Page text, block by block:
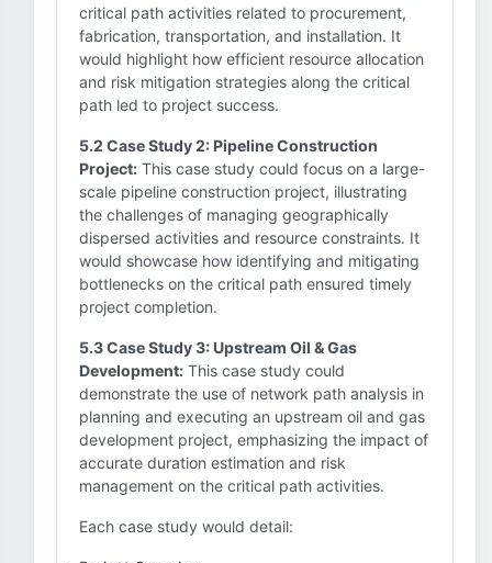
critical path activities related to procurement,
fabrication, transportation, and installation. It
would highlight how efficient resource allocation
and risk mitigation strategies along the critical
path led to project success.
5.2 Case Study 2: Pipeline Construction
Project: This case study could focus on a large-
scale pipeline construction project, illustrating
the challenges of managing geographically
dispersed activities and resource constraints. It
would showcase how identifying and mitigating
bottlenecks on the critical path ensured timely
project completion.
5.3 Case Study 3: Upstream Oil & Gas
Development: This case study could
demonstrate the use of network path analysis in
planning and executing an upstream oil and gas
development project, emphasizing the impact of
accurate duration estimation and risk
management on the critical path activities.
Each case study would detail: